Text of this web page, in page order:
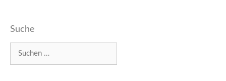
Suche